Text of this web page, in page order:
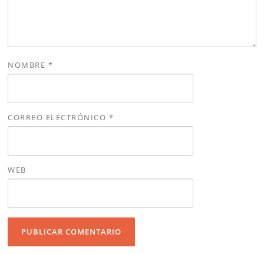
NOMBRE *
CORREO ELECTRÓNICO *
WEB